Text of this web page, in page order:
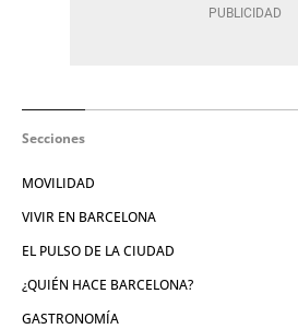
Secciones
MOVILIDAD
VIVIR EN BARCELONA
EL PULSO DE LA CIUDAD
¿QUIÉN HACE BARCELONA?
GASTRONOMÍA